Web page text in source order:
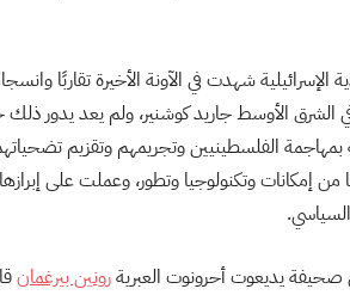
الإسرائيلية شهدت في الآونة الأخيرة تقاربًا
الشرق الأوسط جاريد كوشنير، ولم يعد يدور
بمهاجمة الفلسطينيين وتجريمهم وتقزيم
من إمكانات وتكنولوجيا وتطور، وعملت على
صحيفة يديعوت أحرونوت العبريةرونين بيرغمان